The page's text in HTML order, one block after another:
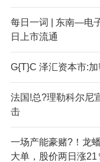
每日一词 | 东南—电
日上市流通
G{T}C 泽汇资本市:
法国!总?理勒科尔尼
击
一场产能豪赌?！龙
大单，股价两日涨21